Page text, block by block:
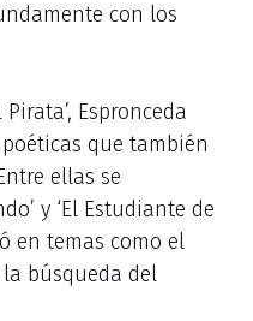
con los
Espronceda
que también
ellas se
y ‘El Estudiante de
en temas como el
la búsqueda del